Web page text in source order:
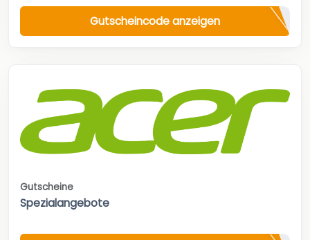
Gutscheincode anzeigen
Gutscheine
Spezialangebote